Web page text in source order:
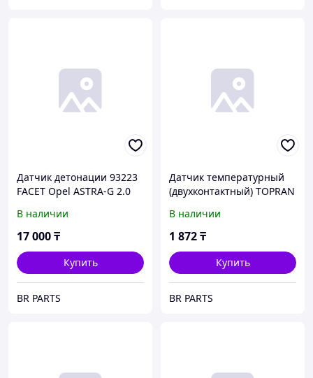
Датчик детонации 93223
FACET Opel ASTRA-G 2.0
В наличии
17 000₸
Купить
BR PARTS
Датчик температурный
(двухконтактный) TOPRAN
1.8 16V ASTRA-H 1.8
OMEGA-B 2.2 16V
В наличии
1 872₸
Купить
BR PARTS